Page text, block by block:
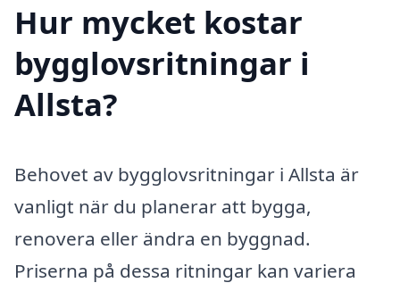
Hur mycket kostar
bygglovsritningar i
Allsta?
Behovet av bygglovsritningar i Allsta är
vanligt när du planerar att bygga,
renovera eller ändra en byggnad.
Priserna på dessa ritningar kan variera